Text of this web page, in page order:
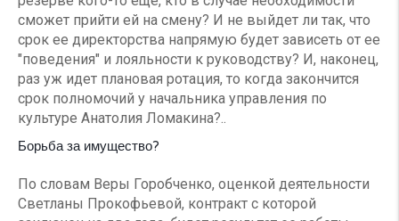
сможет прийти ей на смену? И не выйдет ли так, что
срок ее директорства напрямую будет зависеть от ее
"поведения" и лояльности к руководству? И, наконец,
раз уж идет плановая ротация, то когда закончится
срок полномочий у начальника управления по
культуре Анатолия Ломакина?..
Борьба за имущество?
По словам Веры Горобченко, оценкой деятельности
Светланы Прокофьевой, контракт с которой